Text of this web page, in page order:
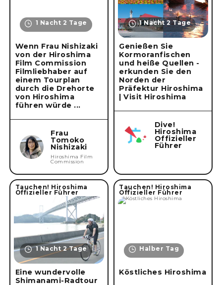
1 Nacht 2 Tage
Wenn Frau Nishizaki
von der Hiroshima
Film Commission
Filmliebhaber auf
einem Tourplan
durch die Drehorte
von Hiroshima
führen würde ...
Frau
Tomoko
Nishizaki
Hiroshima Film
Commission
1 Nacht 2 Tage
Genießen Sie
Kormoranfischen
und heiße Quellen -
erkunden Sie den
Norden der
Präfektur Hiroshima
| Visit Hiroshima
Dive!
Hiroshima
Offizieller
Führer
Tauchen! Hiroshima
Offizieller Führer
1 Nacht 2 Tage
Eine wundervolle
Shimanami-Radtour
Tauchen! Hiroshima
Offizieller Führer
Halber Tag
Köstliches Hiroshima